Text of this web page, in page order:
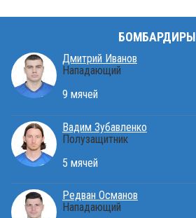
БОМБАРДИРЫ
Дмитрий Иванов
Нападающий
9 мячей
Вадим Зубавленко
Полузащитник
5 мячей
Редван Османов
Нападающий